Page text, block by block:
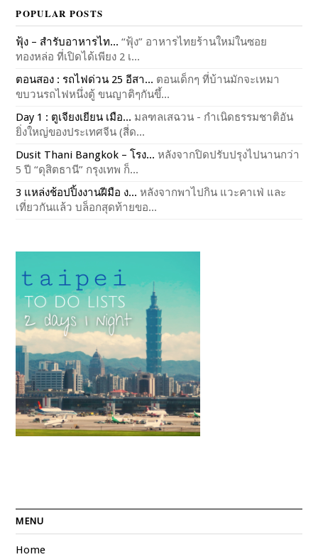
POPULAR POSTS
ฟุ้ง – สำรับอาหารไท... “ฟุ้ง” อาหารไทยร้านใหม่ในซอย
ทองหล่อ ที่เปิดได้เพียง 2 เ...
ตอนสอง : รถไฟด่วน 25 อีสา... ตอนเด็กๆ ที่บ้านมักจะเหมา
ขบวนรถไฟหนึ่งตู้ ขนญาติๆกันขึ้...
Day 1 : ตูเจียงเยียน เมือ... มลฑลเสฉวน - กำเนิดธรรมชาติอัน
ยิ่งใหญ่ของประเทศจีน (สี่ด...
Dusit Thani Bangkok – โรง... หลังจากปิดปรับปรุงไปนานกว่า
5 ปี “ดุสิตธานี” กรุงเทพ ก็...
3 แหล่งช้อปปิ้งงานฝีมือ ง... หลังจากพาไปกิน แวะคาเฟ่ และ
เที่ยวกันแล้ว บล็อกสุดท้ายขอ...
MENU
Home